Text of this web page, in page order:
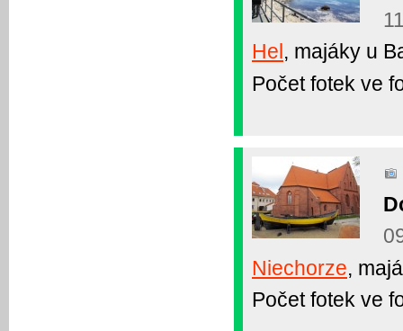
Hel, majáky u
Počet fotek ve
Niechorze,
Počet fotek ve